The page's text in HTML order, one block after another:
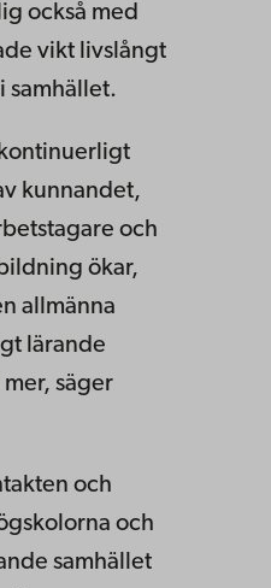
också med
vikt livslångt
samhället.
kunnandet,
och
ökar,
allmänna
lärande
säger
och
och
samhället